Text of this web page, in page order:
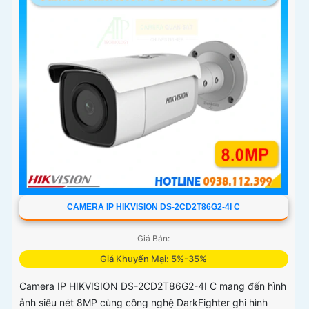
CAMERA IP HIKVISION DS-2CD2T86G2-4I C
Giá Bán:
Giá Khuyến Mại: 5%-35%
Camera IP HIKVISION DS-2CD2T86G2-4I C mang đến hình
ảnh siêu nét 8MP cùng công nghệ DarkFighter ghi hình